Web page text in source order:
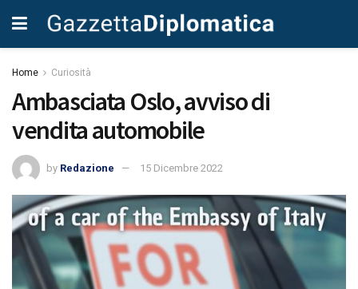
Home Curiosità
Ambasciata Oslo, avviso di
vendita automobile
by Redazione 15 Dicembre 2022